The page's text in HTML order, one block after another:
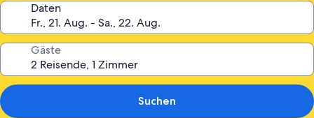
Daten
Gäste
Suchen